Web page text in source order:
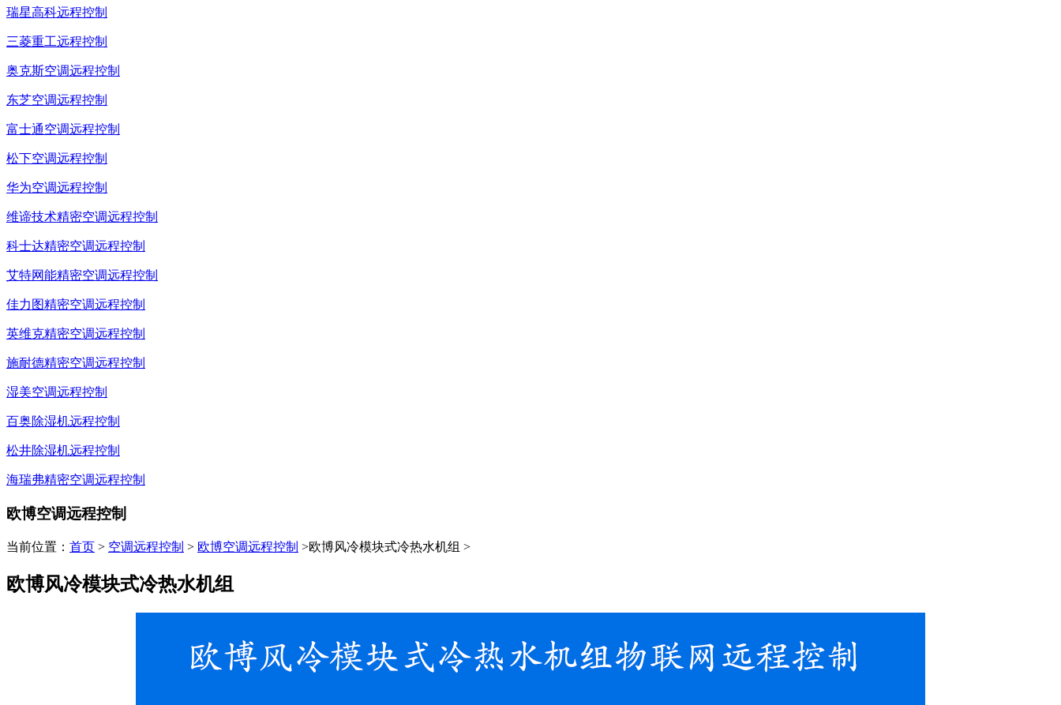
瑞星高科远程控制
三菱重工远程控制
奥克斯空调远程控制
东芝空调远程控制
富士通空调远程控制
松下空调远程控制
华为空调远程控制
维谛技术精密空调远程控制
科士达精密空调远程控制
艾特网能精密空调远程控制
佳力图精密空调远程控制
英维克精密空调远程控制
施耐德精密空调远程控制
湿美空调远程控制
百奥除湿机远程控制
松井除湿机远程控制
海瑞弗精密空调远程控制
欧博空调远程控制
当前位置： 首页 > 空调远程控制 > 欧博空调远程控制 >欧博风冷模块式冷热水机组 >
欧博风冷模块式冷热水机组